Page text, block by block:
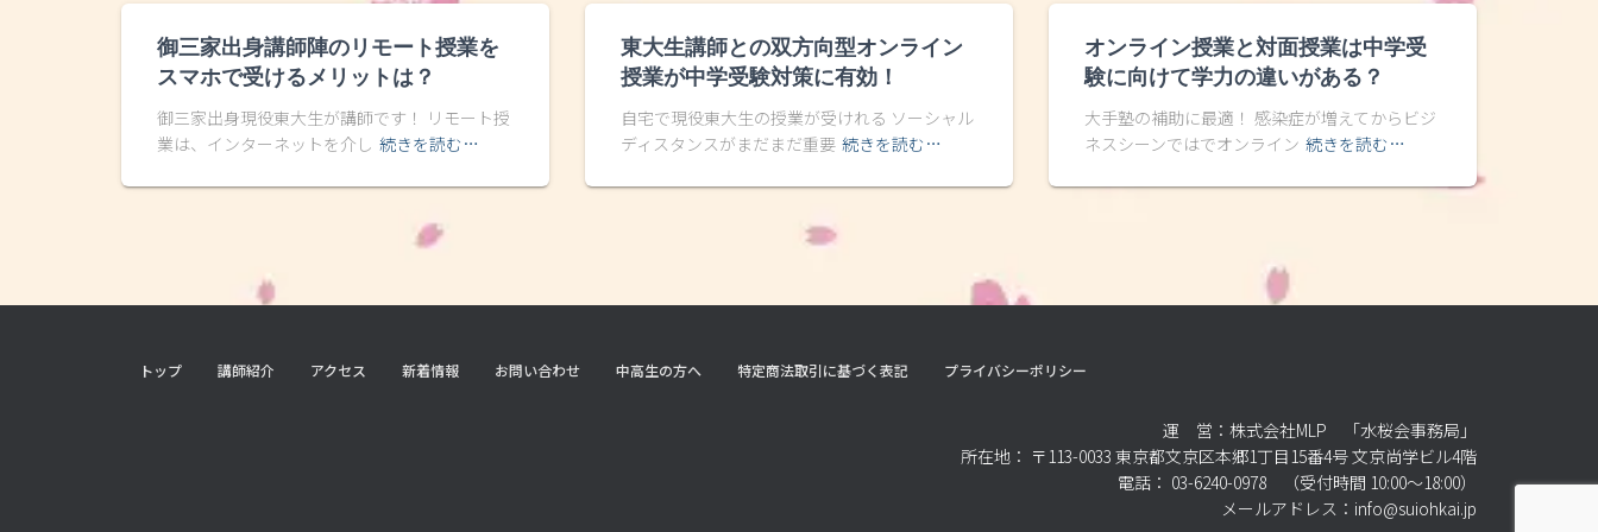
御三家出身講師陣のリモート授業を
スマホで受けるメリットは？
御三家出身現役東大生が講師です！ リモート授
業は、インターネットを介し 続きを読む…
東大生講師との双方向型オンライン
授業が中学受験対策に有効！
自宅で現役東大生の授業が受けれる ソーシャル
ディスタンスがまだまだ重要 続きを読む…
オンライン授業と対面授業は中学受
験に向けて学力の違いがある？
大手塾の補助に最適！ 感染症が増えてからビジ
ネスシーンではでオンライン 続きを読む…
トップ 講師紹介 アクセス 新着情報 お問い合わせ 中高生の方へ 特定商法取引に基づく表記 プライバシーポリシー
運 営：株式会社MLP 「水桜会事務局」
所在地： 〒113-0033 東京都文京区本郷1丁目15番4号 文京尚学ビル4階
電話： 03-6240-0978 （受付時間 10:00～18:00）
メールアドレス：info@suiohkai.jp